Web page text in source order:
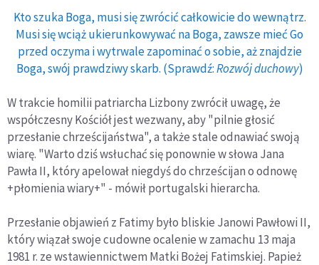
Kto szuka Boga, musi się zwrócić całkowicie do wewnątrz.
Musi się wciąż ukierunkowywać na Boga, zawsze mieć Go
przed oczyma i wytrwale zapominać o sobie, aż znajdzie
Boga, swój prawdziwy skarb. (Sprawdź:Rozwój duchowy)
W trakcie homilii patriarcha Lizbony zwrócił uwagę, że
współczesny Kościół jest wezwany, aby "pilnie głosić
przesłanie chrześcijaństwa", a także stale odnawiać swoją
wiarę. "Warto dziś wsłuchać się ponownie w słowa Jana
Pawła II, który apelował niegdyś do chrześcijan o odnowę
+płomienia wiary+" - mówił portugalski hierarcha.
Przesłanie objawień z Fatimy było bliskie Janowi Pawłowi II,
który wiązał swoje cudowne ocalenie w zamachu 13 maja
1981 r. ze wstawiennictwem Matki Bożej Fatimskiej. Papież